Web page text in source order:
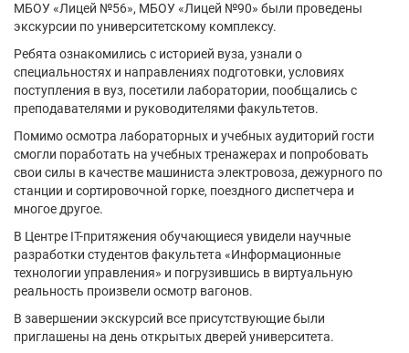
МБОУ «Лицей №56», МБОУ «Лицей №90» были проведены
экскурсии по университетскому комплексу.
Ребята ознакомились с историей вуза, узнали о
специальностях и направлениях подготовки, условиях
поступления в вуз, посетили лаборатории, пообщались с
преподавателями и руководителями факультетов.
Помимо осмотра лабораторных и учебных аудиторий гости
смогли поработать на учебных тренажерах и попробовать
свои силы в качестве машиниста электровоза, дежурного по
станции и сортировочной горке, поездного диспетчера и
многое другое.
В Центре IT-притяжения обучающиеся увидели научные
разработки студентов факультета «Информационные
технологии управления» и погрузившись в виртуальную
реальность произвели осмотр вагонов.
В завершении экскурсий все присутствующие были
приглашены на день открытых дверей университета.